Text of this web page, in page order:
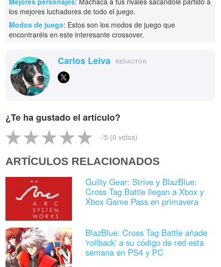
los mejores luchadores de todo el juego.
Modos de juego: Estos son los modos de juego que
encontraréis en este interesante crossover.
Carlos Leiva REDACTOR
¿Te ha gustado el artículo?
-/5 (0 votos)
ARTÍCULOS RELACIONADOS
Guilty Gear: Strive y BlazBlue:
Cross Tag Battle llegan a Xbox y
Xbox Game Pass en primavera
BlazBlue: Cross Tag Battle añade
'rollback' a su código de red esta
semana en PS4 y PC